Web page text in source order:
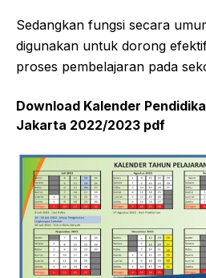
Sedangkan fungsi secara
digunakan untuk dorong
proses pembelajaran pada
Download Kalender
Jakarta 2022/2023 pdf